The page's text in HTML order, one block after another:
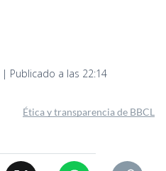
Publicado a las 22:14
Ética y transparencia de BBCL